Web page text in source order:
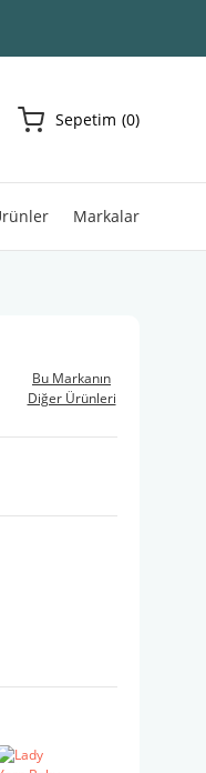
Sepetim 0
Markalar
Bu Markanın
Diğer Ürünleri